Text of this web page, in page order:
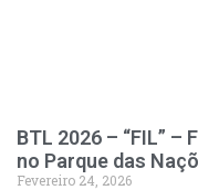
BTL 2026 – “FIL”
no Parque das
Fevereiro 24, 2026